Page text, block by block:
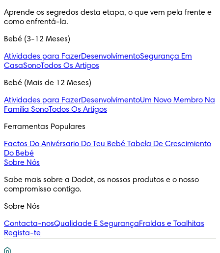
Aprende os segredos desta etapa, o que vem pela frente e
como enfrentá-la.
Bebé (3-12 Meses)
Atividades para FazerDesenvolvimentoSegurança Em
CasaSonoTodos Os Artigos
Bebé (Mais de 12 Meses)
Atividades para FazerDesenvolvimentoUm Novo Membro Na
Família SonoTodos Os Artigos
Ferramentas Populares
Factos Do Anivérsario Do Teu Bebé Tabela De Crescimiento
Do Bebé
Sobre Nós
Sabe mais sobre a Dodot, os nossos produtos e o nosso
compromisso contigo.
Sobre Nós
Contacta-nosQualidade E SegurançaFraldas e Toalhitas
Regista-te